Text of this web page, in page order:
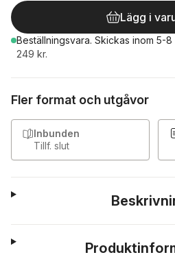
Lägg i
Beställningsvara. Skickas inom 5-8
249 kr.
Fler format och utgåvor
Inbunden
Tillf. slut